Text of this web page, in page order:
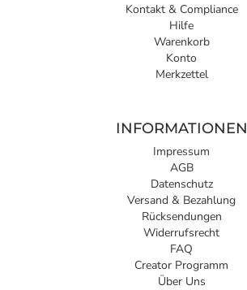
Kontakt & Compliance
Hilfe
Warenkorb
Konto
Merkzettel
INFORMATIONEN
Impressum
AGB
Datenschutz
Versand & Bezahlung
Rücksendungen
Widerrufsrecht
FAQ
Creator Programm
Über Uns